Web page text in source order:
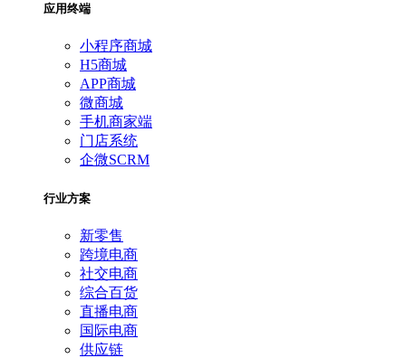
应用终端
小程序商城
H5商城
APP商城
微商城
手机商家端
门店系统
企微SCRM
行业方案
新零售
跨境电商
社交电商
综合百货
直播电商
国际电商
供应链